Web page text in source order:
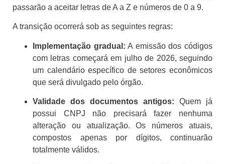
passarão a aceitar letras de A a Z e números de 0 a 9.
A transição ocorrerá sob as seguintes regras:
Implementação gradual: A emissão dos códigos
com letras começará em julho de 2026, seguindo
um calendário específico de setores econômicos
que será divulgado pelo órgão.
Validade dos documentos antigos: Quem já
possui CNPJ não precisará fazer nenhuma
alteração ou atualização. Os números atuais,
compostos apenas por dígitos, continuarão
totalmente válidos.